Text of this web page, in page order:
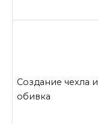
Создание чехла и
обивка